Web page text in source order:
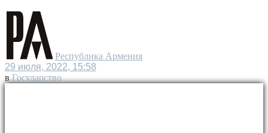
Республика Армения
29 июля, 2022, 15:58
в Государство